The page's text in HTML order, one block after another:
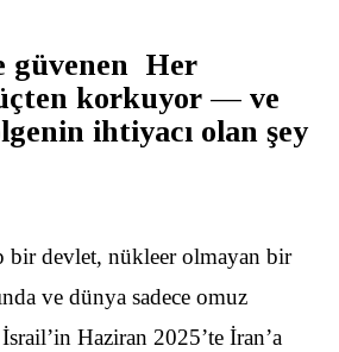
güvenen Her
korkuyor — ve
ihtiyacı olan şey
bir devlet, nükleer olmayan bir
ve dünya sadece omuz
Haziran 2025’te İran’a